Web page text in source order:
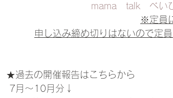
mama　talk　べい
※定員
申し込み締め切りはないので定
★過去の開催報告はこちらから
7月～10月分↓